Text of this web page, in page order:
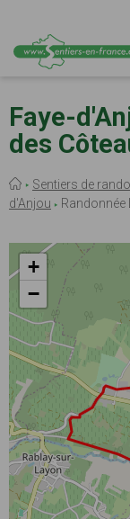
au
contenu
principal
Faye-
des
Fil
d'Ariane
Sentiers de
d'Anjou
Randonnée
+
−